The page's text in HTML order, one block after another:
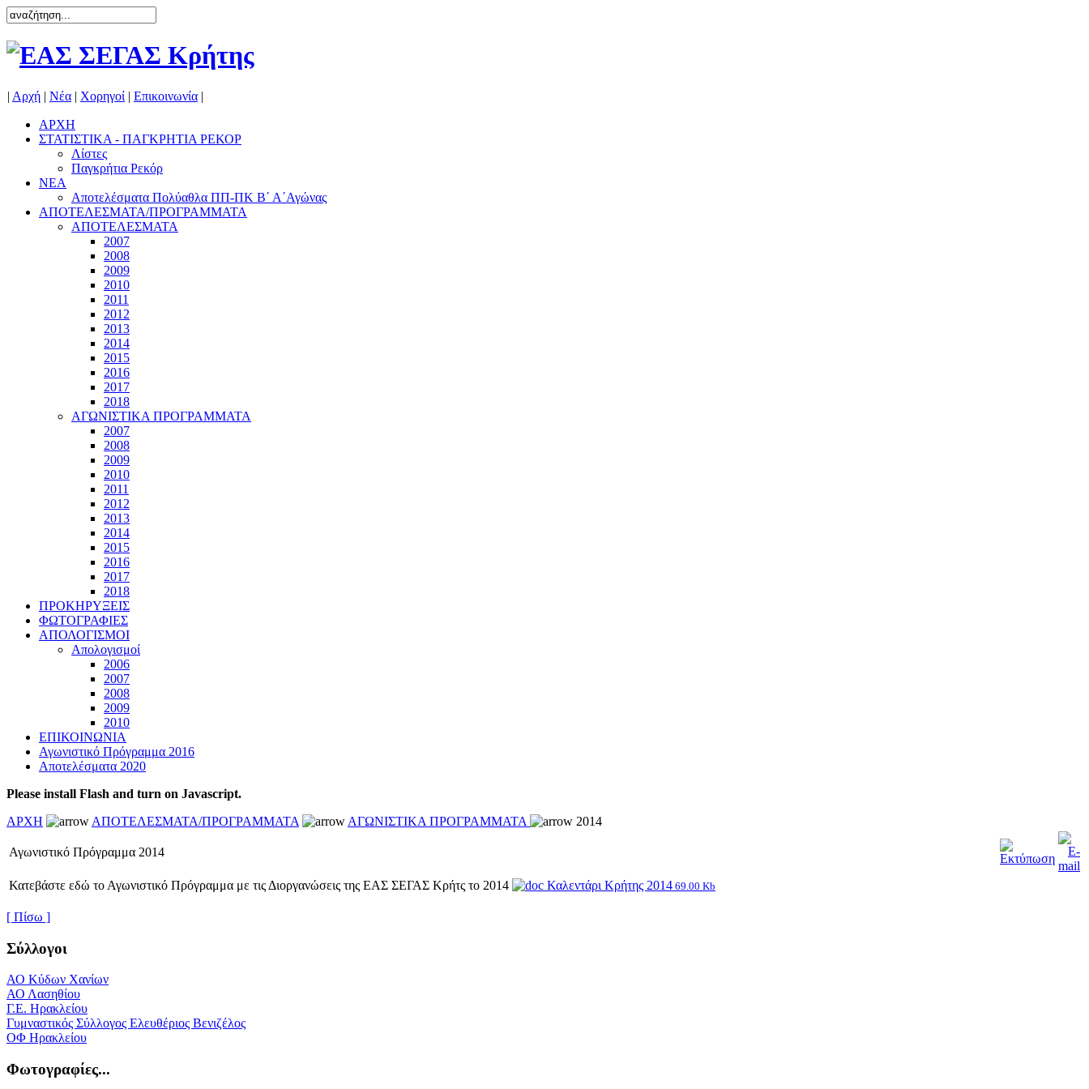
| Αρχή | Νέα | Χορηγοί | Επικοινωνία |
ΑΡΧΗ
ΣΤΑΤΙΣΤΙΚΑ - ΠΑΓΚΡΗΤΙΑ ΡΕΚΟΡ
Λίστες
Παγκρήτια Ρεκόρ
ΝΕΑ
Αποτελέσματα Πολύαθλα ΠΠ-ΠΚ Β΄ Α΄Αγώνας
ΑΠΟΤΕΛΕΣΜΑΤΑ/ΠΡΟΓΡΑΜΜΑΤΑ
ΑΠΟΤΕΛΕΣΜΑΤΑ
2007
2008
2009
2010
2011
2012
2013
2014
2015
2016
2017
2018
ΑΓΩΝΙΣΤΙΚΑ ΠΡΟΓΡΑΜΜΑΤΑ
2007
2008
2009
2010
2011
2012
2013
2014
2015
2016
2017
2018
ΠΡΟΚΗΡΥΞΕΙΣ
ΦΩΤΟΓΡΑΦΙΕΣ
ΑΠΟΛΟΓΙΣΜΟΙ
Απολογισμοί
2006
2007
2008
2009
2010
ΕΠΙΚΟΙΝΩΝΙΑ
Αγωνιστικό Πρόγραμμα 2016
Αποτελέσματα 2020
Please install Flash and turn on Javascript.
ΑΡΧΗ
ΑΠΟΤΕΛΕΣΜΑΤΑ/ΠΡΟΓΡΑΜΜΑΤΑ ΑΓΩΝΙΣΤΙΚΑ ΠΡΟΓΡΑΜΜΑΤΑ 2014
Αγωνιστικό Πρόγραμμα 2014
Κατεβάστε εδώ το Αγωνιστικό Πρόγραμμα με τις Διοργανώσεις της ΕΑΣ ΣΕΓΑΣ Κρήτς το 2014 Καλεντάρι Κρήτης 2014 69.00 Kb
[ Πίσω ]
Σύλλογοι
ΑΟ Κύδων Χανίων
ΑΟ Λασηθίου
Γ.Ε. Ηρακλείου
Γυμναστικός Σύλλογος Ελευθέριος Βενιζέλος
ΟΦ Ηρακλείου
Φωτογραφίες...